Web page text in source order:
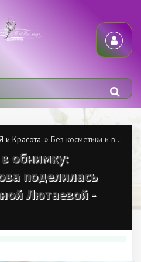
и Красота. » Без косметики и в обнимку: Екатерина Климова поделилась снимком с Татьяной Лютаевой - «Красота»
обнимку:
поделилась
Лютаевой -